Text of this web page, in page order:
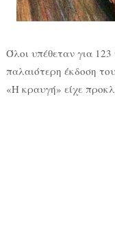
Όλοι υπέθεταν για
παλαιότερη έκδοση
«Η κραυγή» είχε